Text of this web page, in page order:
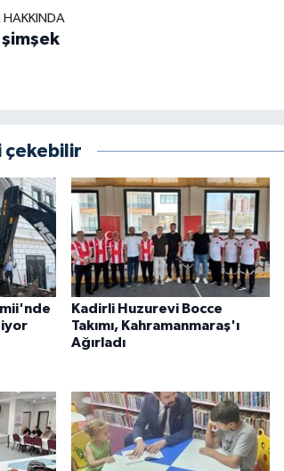
HAKKINDA
şimşek
çekebilir
Kadirli Huzurevi Bocce
Takımı, Kahramanmaraş'ı
Ağırladı